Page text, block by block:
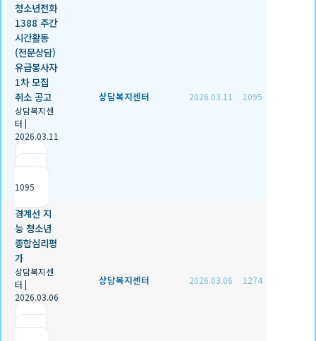
청소년전화
1388 주간
시간활동
(전문상담)
유급봉사자
1차 모집
취소 공고
상담복지센
터 |
2026.03.11
|
1095
상담복지센터 2026.03.11 1095
경계선 지
능 청소년
종합심리평
가
상담복지센
터 |
2026.03.06
|
상담복지센터 2026.03.06 1274